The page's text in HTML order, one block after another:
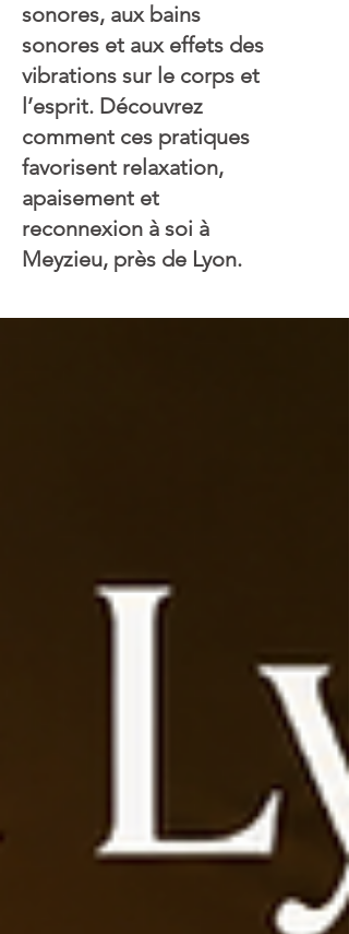
sonores, aux bains
sonores et aux effets des
vibrations sur le corps et
l’esprit. Découvrez
comment ces pratiques
favorisent relaxation,
apaisement et
reconnexion à soi à
Meyzieu, près de Lyon.